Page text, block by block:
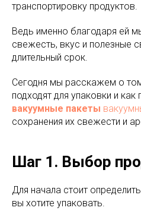
транспортировку продуктов.
Ведь именно благодаря ей
свежесть, вкус и полезные
длительный срок.
Сегодня мы расскажем о
подходят для упаковки и
вакуумные пакеты
сохранения их свежести и
Шаг 1. Выбор
Для начала стоит
вы хотите упаковать.